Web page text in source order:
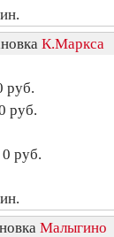
К.Маркса
руб.
руб.
руб.
Малыгино